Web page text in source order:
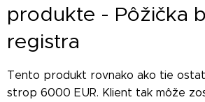
produkte - Pôžička
registra
Tento produkt rovnako ako tie
strop 6000 EUR. Klient tak môže